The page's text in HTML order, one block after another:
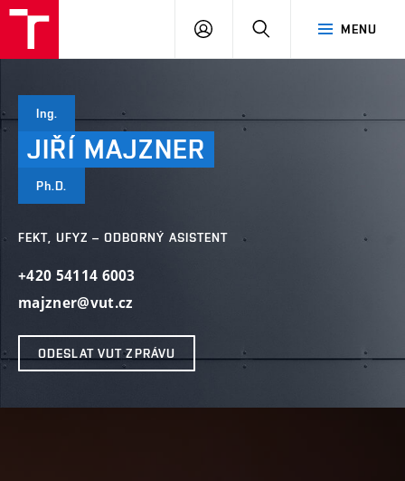
MENU
PŘIHLÁSIT
Ing.
JIŘÍ MAJZNER
Ph.D.
FEKT, UFYZ – ODBORNÝ ASISTENT
+420 54114 6003
majzner@vut.cz
ODESLAT VUT ZPRÁVU